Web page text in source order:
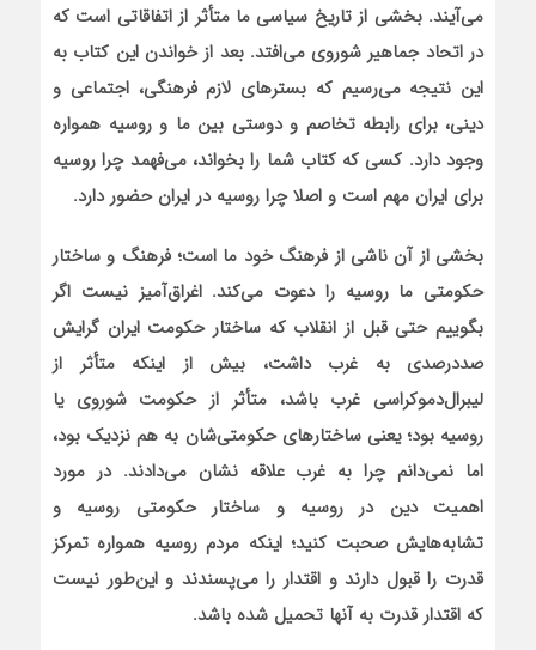
می‌آیند. بخشی از تاریخ سیاسی ما متأثر از اتفاقاتی است که
در اتحاد جماهیر شوروی می‌افتد. بعد از خواندن این کتاب به
این نتیجه می‌رسیم که بسترهای لازم فرهنگی، اجتماعی و
دینی، برای رابطه تخاصم و دوستی بین ما و روسیه همواره
وجود دارد. کسی که کتاب شما را بخواند، می‌فهمد چرا روسیه
برای ایران مهم است و اصلا چرا روسیه در ایران حضور دارد.
بخشی از آن ناشی از فرهنگ خود ما است؛ فرهنگ و ساختار
حکومتی ما روسیه را دعوت می‌کند. اغراق‌آمیز نیست اگر
بگوییم حتی قبل از انقلاب که ساختار حکومت ایران گرایش
صد‌درصدی به غرب داشت، بیش از اینکه متأثر از
لیبرال‌دموکراسی غرب باشد، متأثر از حکومت شوروی یا
روسیه بود؛ یعنی ساختارهای حکومتی‌شان به هم نزدیک بود،
اما نمی‌دانم چرا به غرب علاقه نشان می‌دادند. در مورد
اهمیت دین در روسیه و ساختار حکومتی روسیه و
تشابه‌هایش صحبت کنید؛ اینکه مردم روسیه همواره تمرکز
قدرت را قبول دارند و اقتدار را می‌پسندند و این‌طور نیست
که اقتدار قدرت به آنها تحمیل شده باشد.